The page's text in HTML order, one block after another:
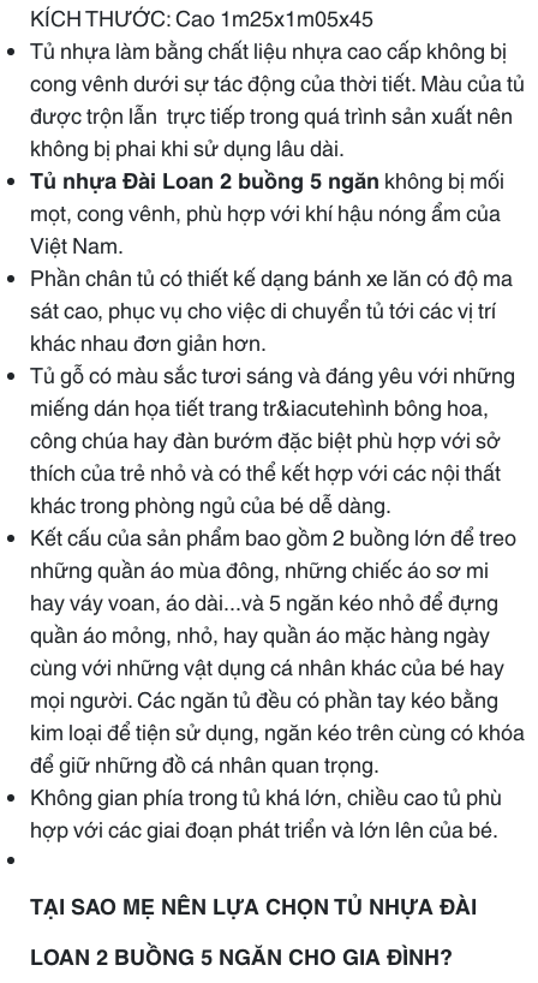
KÍCH THƯỚC:Cao 1m25x1m05x45
Tủ nhựa làm bằng chất liệu nhựa cao cấp không bị
cong vênh dưới sự tác động của thời tiết. Màu của tủ
được trộn lẫn trực tiếp trong quá trình sản xuất nên
không bị phai khi sử dụng lâu dài.
Tủ nhựa Đài Loan 2 buồng 5 ngăn không bị mối
mọt, cong vênh, phù hợp với khí hậu nóng ẩm của
Việt Nam.
Phần chân tủ có thiết kế dạng bánh xe lăn có độ ma
sát cao, phục vụ cho việc di chuyển tủ tới các vị trí
khác nhau đơn giản hơn.
Tủ gỗ có màu sắc tươi sáng và đáng yêu với những
miếng dán họa tiết trang tr&iacutehình bông hoa,
công chúa hay đàn bướm đặc biệt phù hợp với sở
thích của trẻ nhỏ và có thể kết hợp với các nội thất
khác trong phòng ngủ của bé dễ dàng.
Kết cấu của sản phẩm bao gồm 2 buồng lớn để treo
những quần áo mùa đông, những chiếc áo sơ mi
hay váy voan, áo dài...và 5 ngăn kéo nhỏ để đựng
quần áo mỏng, nhỏ, hay quần áo mặc hàng ngày
cùng với những vật dụng cá nhân khác của bé hay
mọi người. Các ngăn tủ đều có phần tay kéo bằng
kim loại để tiện sử dụng, ngăn kéo trên cùng có khóa
để giữ những đồ cá nhân quan trọng.
Không gian phía trong tủ khá lớn, chiều cao tủ phù
hợp với các giai đoạn phát triển và lớn lên của bé.
TẠI SAO MẸ NÊN LỰA CHỌN TỦ NHỰA ĐÀI
LOAN 2 BUỒNG 5 NGĂN CHO GIA ĐÌNH?